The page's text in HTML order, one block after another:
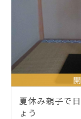
夏休み親子で
ょう